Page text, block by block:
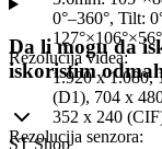
0°–360°, Tilt:
Rezolucija videa:
1.920 x 1.080,
(D1), 704 x
352 x 240
Rezolucija senzora:
Da li mogu da
iskoristim
ST Shop